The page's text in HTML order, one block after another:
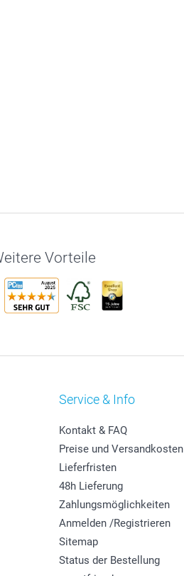
Vorteile
Service & Info
Kontakt & FAQ
Preise und Versandkosten
Lieferfristen
48h Lieferung
Zahlungsmöglichkeiten
Anmelden /Registrieren
Sitemap
Status der Bestellung